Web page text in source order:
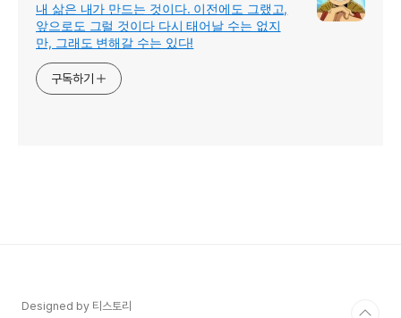
내 삶은 내가 만드는 것이다. 이전에도 그랬고,
앞으로도 그럴 것이다 다시 태어날 수는 없지
만, 그래도 변해갈 수는 있다!
구독하기
Designed by 티스토리